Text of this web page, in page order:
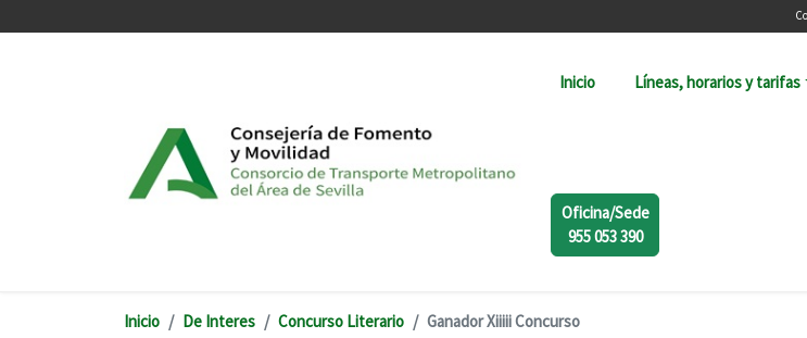
Inicio Líneas, horarios y tarifas
Oficina/Sede
955 053 390
Inicio De Interes Concurso Literario Ganador Xiiiii Concurso